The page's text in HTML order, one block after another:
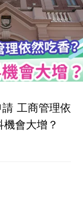
工商管理依
會大增？